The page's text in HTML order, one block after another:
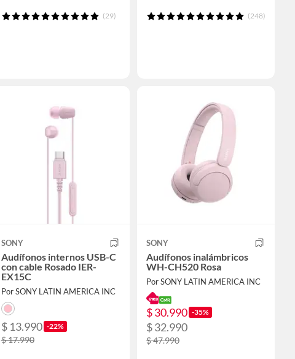
(29) (248)
SONY
Audífonos internos USB-C
con cable Rosado IER-
EX15C
Por SONY LATIN AMERICA INC
$ 13.990 -22%
$ 17.990
SONY
Audífonos inalámbricos
WH-CH520 Rosa
Por SONY LATIN AMERICA INC
$ 30.990 -35%
$ 32.990
$ 47.990